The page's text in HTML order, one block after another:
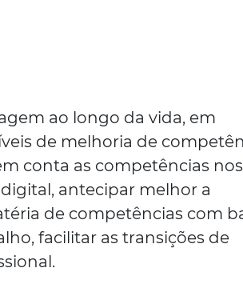
ao longo da vida, em
de melhoria de
conta as competências nos
antecipar melhor a
de competências com
facilitar as transições de